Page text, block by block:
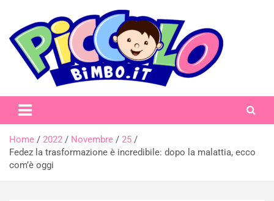
content
piccolobimbo.it
Home 2022 Novembre
25
Fedez la trasformazione è incredibile: dopo la malattia, ecco
com’è oggi